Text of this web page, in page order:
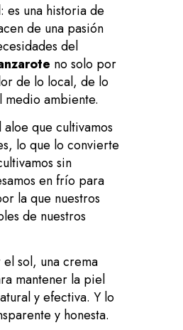
es una historia de
de una pasión
del
no solo por
de lo local, de lo
ambiente.
que cultivamos
lo que lo convierte
sin
en frío para
la que nuestros
de nuestros
el sol, una crema
mantener la piel
y efectiva. Y lo
y honesta.